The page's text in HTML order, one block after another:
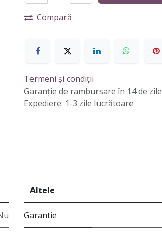
Compară
Termeni și condiții
Garanție de rambursare în 14 de zile
Expediere: 1-3 zile lucrătoare
Altele
Garantie